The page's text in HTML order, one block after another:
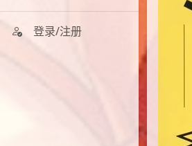
登录/注册